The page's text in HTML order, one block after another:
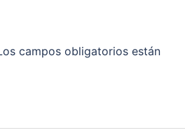
campos obligatorios están